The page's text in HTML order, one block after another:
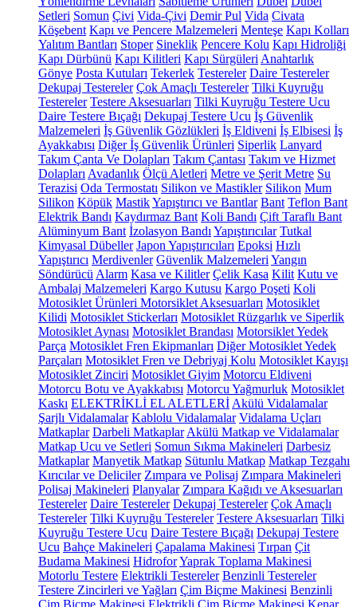
Setleri Somun Çivi Vida-Çivi Demir Pul Vida Civata
Köşebent Kapı ve Pencere Malzemeleri Menteşe Kapı Kolları
Yalıtım Bantları Stoper Sineklik Pencere Kolu Kapı Hidroliği
Kapı Dürbünü Kapı Kilitleri Kapı Sürgüleri Anahtarlık
Gönye Posta Kutuları Tekerlek Testereler Daire Testereler
Dekupaj Testereler Çok Amaçlı Testereler Tilki Kuyruğu
Testereler Testere Aksesuarları Tilki Kuyruğu Testere Ucu
Daire Testere Bıçağı Dekupaj Testere Ucu İş Güvenlik
Malzemeleri İş Güvenlik Gözlükleri İş Eldiveni İş Elbisesi İş
Ayakkabısı Diğer İş Güvenlik Ürünleri Siperlik Lanyard
Takım Çanta Ve Dolapları Takım Çantası Takım ve Hizmet
Dolapları Avadanlık Ölçü Aletleri Metre ve Şerit Metre Su
Terazisi Oda Termostatı Silikon ve Mastikler Silikon Mum
Silikon Köpük MastikYapıştırıcı ve Bantlar Bant Teflon Bant
Elektrik Bandı Kaydırmaz Bant Koli Bandı Çift Taraflı Bant
Alüminyum Bant İzolasyon Bandı Yapıştırıcılar Tutkal
Kimyasal Dübeller Japon Yapıştırıcıları Epoksi Hızlı
Yapıştırıcı Merdivenler Güvenlik Malzemeleri Yangın
Söndürücü Alarm Kasa ve Kilitler Çelik Kasa Kilit Kutu ve
Ambalaj Malzemeleri Kargo Kutusu Kargo Poşeti Koli
Motosiklet Ürünleri Motorsiklet Aksesuarları Motosiklet
Kilidi Motosiklet Stickerları Motosiklet Rüzgarlık ve Siperlik
Motosiklet Aynası Motosiklet Brandası Motorsiklet Yedek
Parça Motosiklet Fren Ekipmanları Diğer Motosiklet Yedek
Parçaları Motosiklet Fren ve Debriyaj Kolu Motosiklet Kayışı
Motosiklet Zinciri Motosiklet Giyim Motorcu Eldiveni
Motorcu Botu ve Ayakkabısı Motorcu Yağmurluk Motosiklet
Kaskı ELEKTRİKLİ EL ALETLERİ Akülü Vidalamalar
Şarjlı Vidalamalar Kablolu Vidalamalar Vidalama Uçları
Matkaplar Darbeli Matkaplar Akülü Matkap ve Vidalamalar
Matkap Ucu ve Setleri Somun Sıkma Makineleri Darbesiz
Matkaplar Manyetik Matkap Sütunlu Matkap Matkap Tezgahı
Kırıcılar ve Deliciler Zımpara ve Polisaj Zımpara Makineleri
Polisaj Makineleri Planyalar Zımpara Kağıdı ve Aksesuarları
Testereler Daire Testereler Dekupaj Testereler Çok Amaçlı
Testereler Tilki Kuyruğu Testereler Testere Aksesuarları Tilki
Kuyruğu Testere Ucu Daire Testere Bıçağı Dekupaj Testere
Ucu Bahçe Makineleri Çapalama Makinesi Tırpan Çit
Budama Makinesi HidroforYaprak Toplama Makinesi
Motorlu Testere Elektrikli Testereler Benzinli Testereler
Testere Zincirleri ve Yağları Çim Biçme Makinesi Benzinli
Çim Biçme Makinesi Elektrikli Çim Biçme Makinesi Kenar